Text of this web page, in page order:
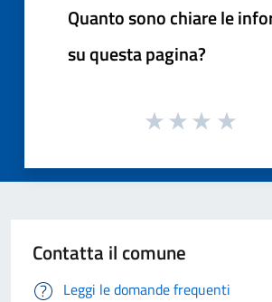
Quanto sono chiare le
su questa pagina?
Contatta il comune
Leggi le domande frequenti